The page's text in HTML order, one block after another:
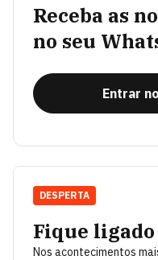
Receba as
no seu
Entrar
Fique ligado
Nos acontecimentos
DESPERTA